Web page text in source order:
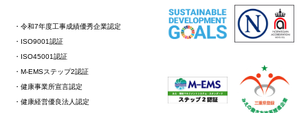
・令和7年度工事成績優秀企業認定
・ISO9001認証
・ISO45001認証
・M-EMSステップ2認証
・健康事業所宣言認定
・健康経営優良法人認定